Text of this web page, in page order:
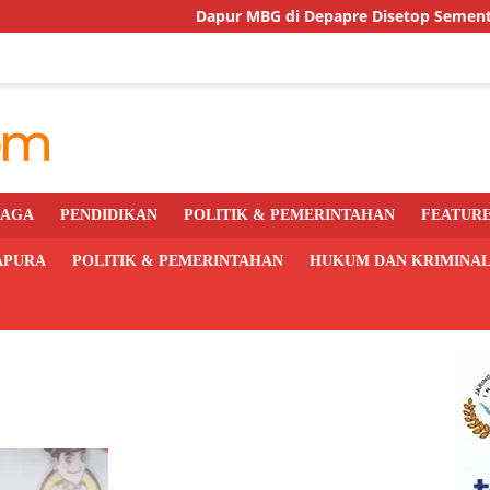
Dapur MBG di Depapre Disetop Sementara Usai
PENDIDIKAN POLITIK & PEMERINTAHAN
POLITIK & PEMERINTAHAN HUKUM DAN KRIMINAL